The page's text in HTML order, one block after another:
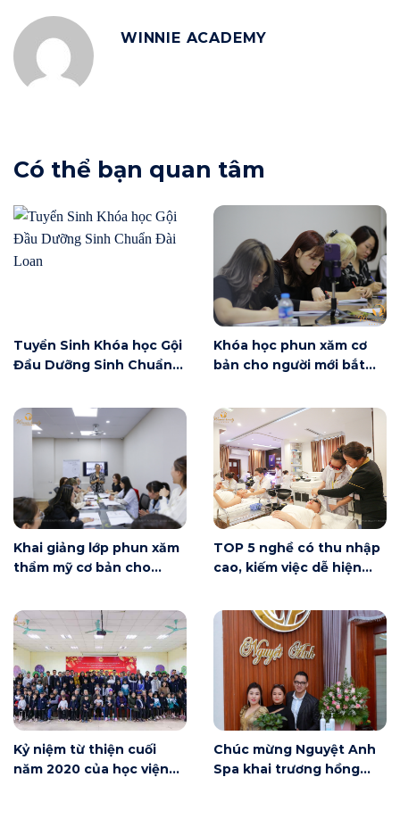
WINNIE ACADEMY
Có thể bạn quan tâm
Tuyển Sinh Khóa học Gội
Đầu Dưỡng Sinh Chuẩn
Khóa học phun xăm cơ
bản cho người mới bắt
có gì?
Khai giảng lớp phun xăm
thẩm mỹ cơ bản cho
TOP 5 nghề có thu nhập
cao, kiếm việc dễ hiện
Kỷ niệm từ thiện cuối
năm 2020 của học viện
Chúc mừng Nguyệt Anh
Spa khai trương hồng